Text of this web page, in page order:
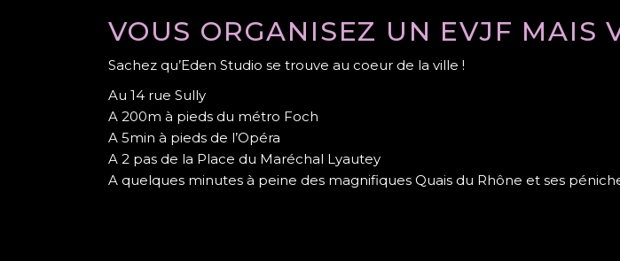
VOUS ORGANISEZ UN EVJF MAIS
Sachez qu’Eden Studio se trouve au coeur de la ville !
Au 14 rue Sully
A 200m à pieds du métro Foch
A 5min à pieds de l’Opéra
A 2 pas de la Place du Maréchal Lyautey
A quelques minutes à peine des magnifiques Quais du Rhône et ses